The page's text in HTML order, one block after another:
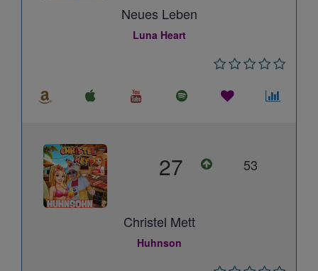
Neues Leben
Luna Heart
27 53
Christel Mett
Huhnson